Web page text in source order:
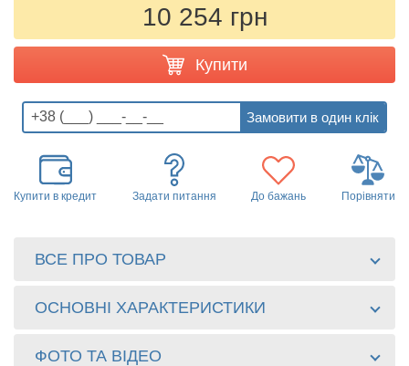
10 254 грн
Купити
Купити в кредит Задати питання До бажань Порівняти
ВСЕ ПРО ТОВАР
ОСНОВНІ ХАРАКТЕРИСТИКИ
ФОТО ТА ВІДЕО